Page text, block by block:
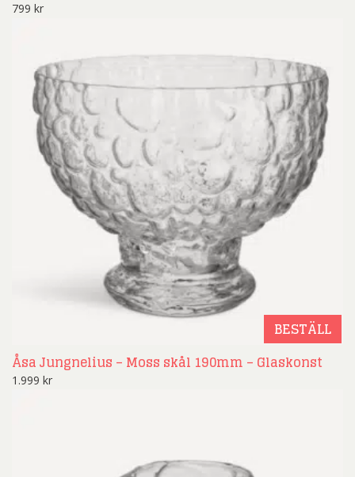
799 kr
BESTÄLL
Åsa Jungnelius – Moss skål 190mm – Glaskonst
1.999 kr